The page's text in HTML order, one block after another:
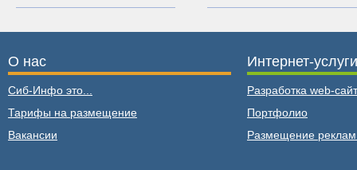
О нас
Сиб-Инфо это...
Тарифы на размещение
Вакансии
Интернет-услуги
Разработка web-
Портфолио
Размещение